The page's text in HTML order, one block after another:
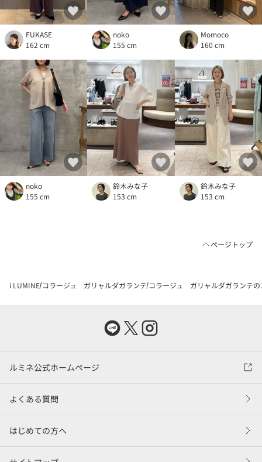
FUKASE
162 cm
noko
155 cm
Momoco
160 cm
noko
155 cm
鈴木みな子
153 cm
鈴木みな子
153 cm
ページトップ
i LUMINE コラージュ ガリャルダガランテ コラージュ ガリャルダガランテ
ルミネ公式ホームページ
よくある質問
はじめての方へ